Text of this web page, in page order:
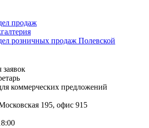
продаж
розничных продаж Полевской
заявок
коммерческих предложений
195, офис 915